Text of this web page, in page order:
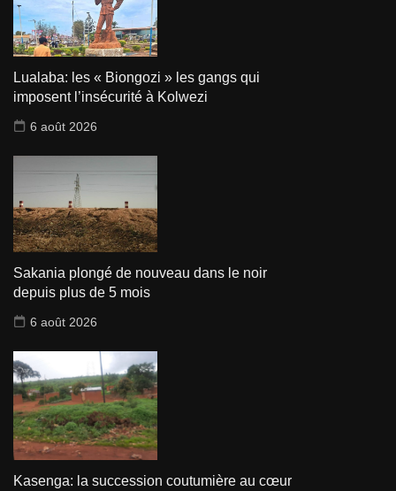
Lualaba: les « Biongozi » les gangs qui
imposent l’insécurité à Kolwezi
6 août 2026
Sakania plongé de nouveau dans le noir
depuis plus de 5 mois
6 août 2026
Kasenga: la succession coutumière au cœur